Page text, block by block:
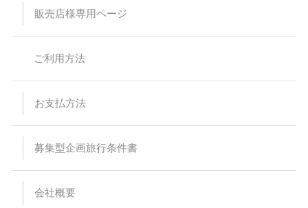
特に記載のない限り、バス車内にトイレはついておりません。
バスの乗車運賃は予告なく変更になる場合があります。予約受
付後または旅行代金をお支払い頂いた後に運賃が変更された場
ちすることは出来ません。停留所または集合場所に時間までに
お見えにならない場合でもバス乗務員及び受付係員からのご連
場所にて停留所の案内を致します。尚、受付を済ませた後でも
来ません。
ので、予めご了承ください。
販売店様専用ページ
ご利用方法
お支払方法
募集型企画旅行条件書
会社概要